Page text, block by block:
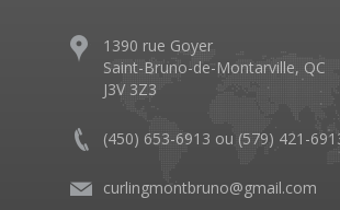
1390 rue Goyer
Saint-Bruno-de-Montarville, QC
J3V 3Z3
(450) 653-6913 ou (579) 421-
curlingmontbruno@gmail.com